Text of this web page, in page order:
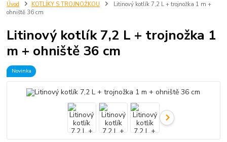
Úvod KOTLÍKY S TROJNOŽKOU
Litinový kotlík 7,2 L + trojnožka 1 m +
ohniště 36 cm
Litinový kotlík 7,2 L + trojnožka 1
m + ohniště 36 cm
Novinka